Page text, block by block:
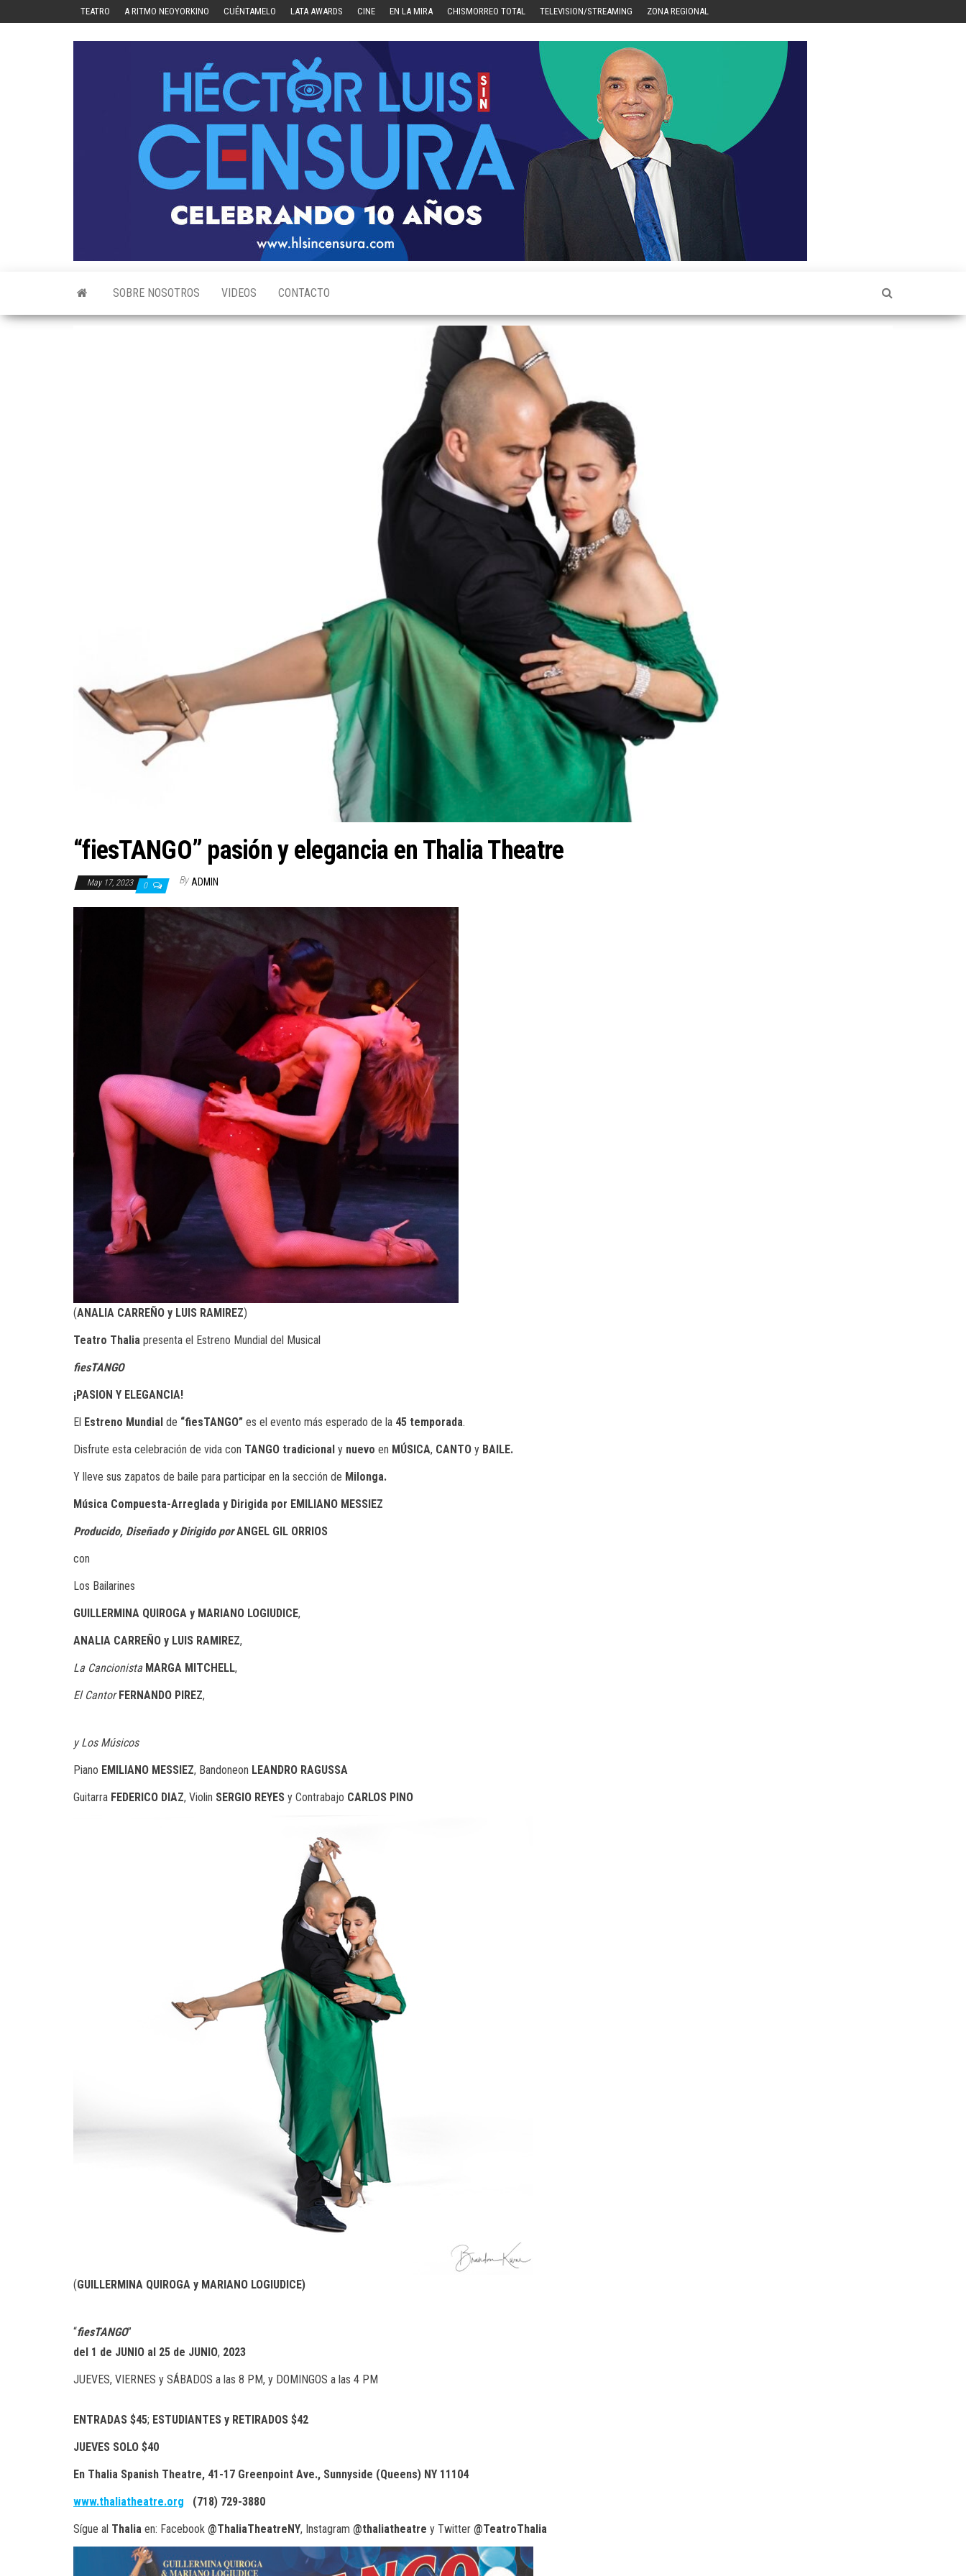
TEATRO A RITMO NEOYORKINO CUÉNTAMELO LATA AWARDS CINE EN LA MIRA CHISMORREO TOTAL TELEVISION/STREAMING ZONA REGIONAL
SOBRE NOSOTROS VIDEOS CONTACTO
“fiesTANGO” pasión y elegancia en Thalia Theatre
May 17, 2023 0 By ADMIN
(ANALIA CARREÑO y LUIS RAMIREZ)
Teatro Thalia presenta el Estreno Mundial del Musical
fiesTANGO
¡PASION Y ELEGANCIA!
El Estreno Mundial de “fiesTANGO” es el evento más esperado de la 45 temporada.
Disfrute esta celebración de vida con TANGO tradicional y nuevo en MÚSICA, CANTO y BAILE.
Y lleve sus zapatos de baile para participar en la sección de Milonga.
Música Compuesta-Arreglada y Dirigida por EMILIANO MESSIEZ
Producido, Diseñado y Dirigido por ANGEL GIL ORRIOS
con
Los Bailarines
GUILLERMINA QUIROGA y MARIANO LOGIUDICE,
ANALIA CARREÑO y LUIS RAMIREZ,
La CancionistaMARGA MITCHELL,
El Cantor FERNANDO PIREZ,
y Los Músicos
Piano EMILIANO MESSIEZ, Bandoneon LEANDRO RAGUSSA
Guitarra FEDERICO DIAZ, Violin SERGIO REYES y Contrabajo CARLOS PINO
(GUILLERMINA QUIROGA y MARIANO LOGIUDICE)
“fiesTANGO”
del 1 de JUNIO al 25 de JUNIO, 2023
JUEVES, VIERNES y SÁBADOS a las 8 PM, y DOMINGOS a las 4 PM
ENTRADAS $45; ESTUDIANTES y RETIRADOS $42
JUEVES SOLO $40
En Thalia Spanish Theatre, 41-17 Greenpoint Ave., Sunnyside (Queens) NY 11104
www.thaliatheatre.org
(718) 729-3880
Sígue al Thalia en: Facebook @ThaliaTheatreNY, Instagram @thaliatheatre y Twitter @TeatroThalia